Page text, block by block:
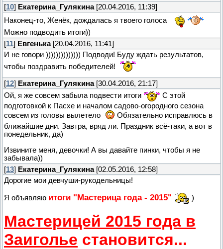
[10] Екатерина_Гулякина[20.04.2016, 11:39]
Наконец-то, Женёк, дождалась я твоего голоса
Можно подводить итоги))
[11] Евгенька[20.04.2016, 11:41]
И не говори )))))))))))))) Подводи! Буду ждать результатов,
чтобы поздравить победителей!
[12] Екатерина_Гулякина[30.04.2016, 21:17]
Ой, я же совсем забыла подвести итоги
С этой
подготовкой к Пасхе и началом садово-огородного сезона
совсем из головы вылетело
Обязательно исправлюсь в
ближайшие дни. Завтра, вряд ли. Праздник всё-таки, а вот в
понедельник, да)
Извините меня, девочки! А вы давайте пинки, чтобы я не
забывала))
[13] Екатерина_Гулякина[02.05.2016, 12:58]
Дорогие мои девчуши-рукодельницы!
Я объявляю итоги "Мастерица года - 2015" )
Мастерицей 2015 года в
Заиголье становится...